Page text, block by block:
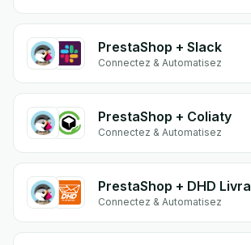
PrestaShop + Slack
Connectez & Automatisez
PrestaShop + Coliaty
Connectez & Automatisez
PrestaShop + DHD
Connectez & Automatisez